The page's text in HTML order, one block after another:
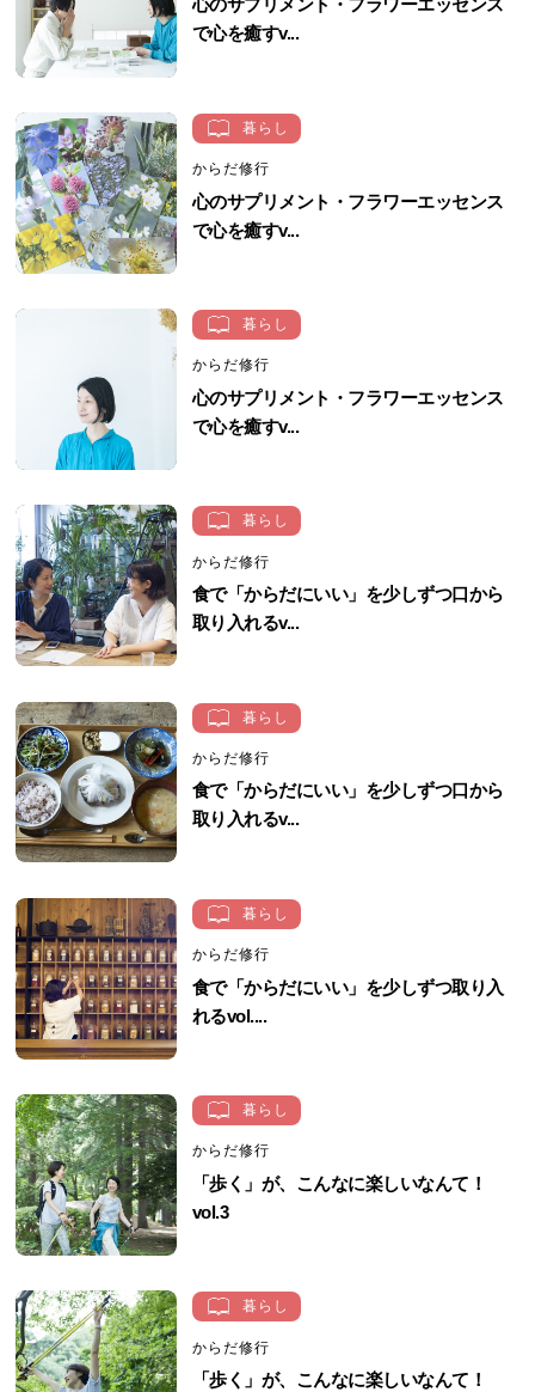
心のサプリメント・フラワーエッセンス
で心を癒すv...
暮らし
からだ修行
心のサプリメント・フラワーエッセンス
で心を癒すv...
暮らし
からだ修行
心のサプリメント・フラワーエッセンス
で心を癒すv...
暮らし
からだ修行
食で「からだにいい」を少しずつ口から
取り入れるv...
暮らし
からだ修行
食で「からだにいい」を少しずつ口から
取り入れるv...
暮らし
からだ修行
食で「からだにいい」を少しずつ取り入
れるvol....
暮らし
からだ修行
「歩く」が、こんなに楽しいなんて！
vol.3
暮らし
からだ修行
「歩く」が、こんなに楽しいなんて！